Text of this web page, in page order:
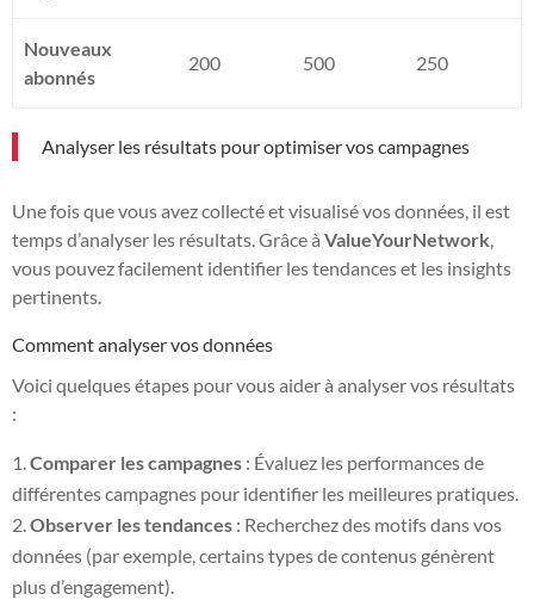
Nouveaux
abonnés
200 500 250
Analyser les résultats pour optimiser vos campagnes
Une fois que vous avez collecté et visualisé vos données, il est
temps d’analyser les résultats. Grâce à ValueYourNetwork
vous pouvez facilement identifier les tendances et les insights
pertinents.
Comment analyser vos données
Voici quelques étapes pour vous aider à analyser vos résultats
:
Comparer les campagnes : Évaluez les performances de
différentes campagnes pour identifier les meilleures pratiques.
Observer les tendances : Recherchez des motifs dans vos
données (par exemple, certains types de contenus génèrent
plus d’engagement).